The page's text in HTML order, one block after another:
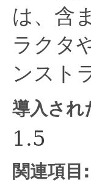
は、含
ラクタ
ンスト
導入され
1.5
関連項目: